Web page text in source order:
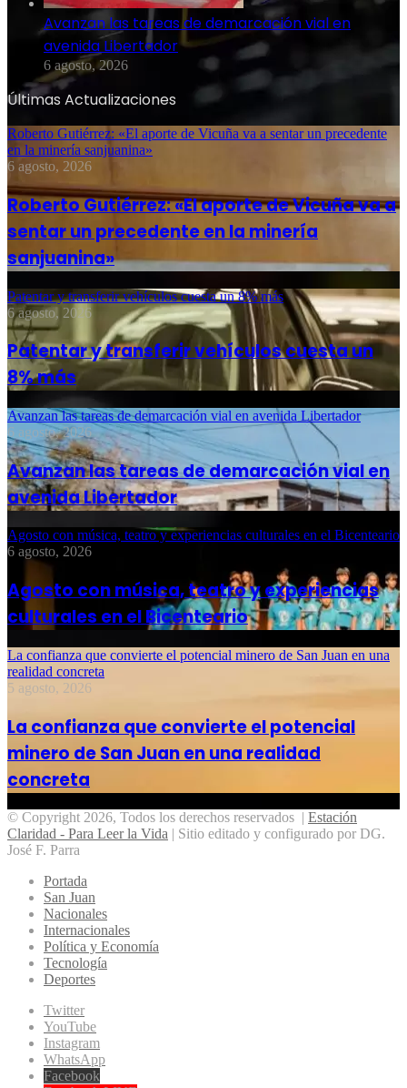
Avanzan las tareas de demarcación vial en
avenida Libertador
6 agosto, 2026
Últimas Actualizaciones
Roberto Gutiérrez: «El aporte de Vicuña va a sentar un precedente
en la minería sanjuanina»
6 agosto, 2026
Roberto Gutiérrez: «El aporte de Vicuña va a
sentar un precedente en la minería
sanjuanina»
Patentar y transferir vehículos cuesta un 8% más
6 agosto, 2026
Patentar y transferir vehículos cuesta un
8% más
Avanzan las tareas de demarcación vial en avenida Libertador
6 agosto, 2026
Avanzan las tareas de demarcación vial en
avenida Libertador
Agosto con música, teatro y experiencias culturales en el Bicenteario
6 agosto, 2026
Agosto con música, teatro y experiencias
culturales en el Bicenteario
La confianza que convierte el potencial minero de San Juan en una
realidad concreta
5 agosto, 2026
La confianza que convierte el potencial
minero de San Juan en una realidad
concreta
© Copyright 2026, Todos los derechos reservados | Estación
Claridad - Para Leer la Vida | Sitio editado y configurado por DG.
José F. Parra
Portada
San Juan
Nacionales
Internacionales
Política y Economía
Tecnología
Deportes
Twitter
YouTube
Instagram
WhatsApp
Facebook